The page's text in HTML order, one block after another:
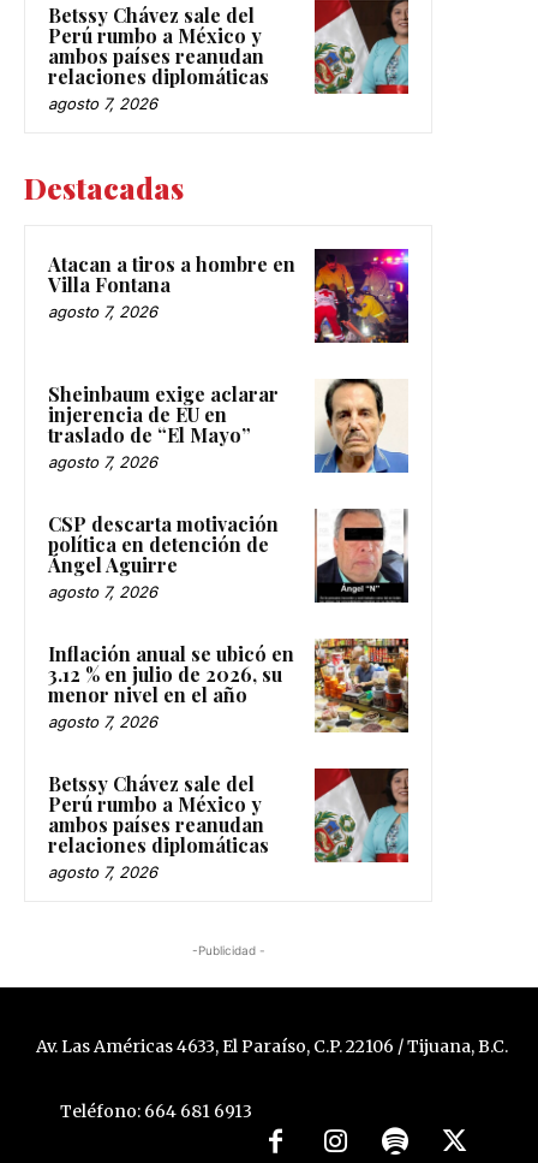
Betssy Chávez sale del
Perú rumbo a México y
ambos países reanudan
relaciones diplomáticas
agosto 7, 2026
Destacadas
Atacan a tiros a hombre en
Villa Fontana
agosto 7, 2026
Sheinbaum exige aclarar
injerencia de EU en
traslado de “El Mayo”
agosto 7, 2026
CSP descarta motivación
política en detención de
Ángel Aguirre
agosto 7, 2026
Inflación anual se ubicó en
3.12 % en julio de 2026, su
menor nivel en el año
agosto 7, 2026
Betssy Chávez sale del
Perú rumbo a México y
ambos países reanudan
relaciones diplomáticas
agosto 7, 2026
-Publicidad -
Av. Las Américas 4633, El Paraíso, C.P. 22106 / Tijuana, B.C.
Teléfono: 664 681 6913